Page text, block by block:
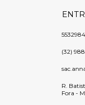
(32)
R.
Fora -